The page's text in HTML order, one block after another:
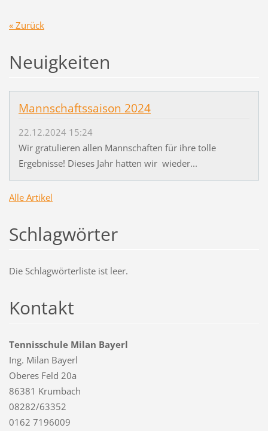
« Zurück
Neuigkeiten
Mannschaftssaison 2024
22.12.2024 15:24
Wir gratulieren allen Mannschaften für ihre tolle
Ergebnisse! Dieses Jahr hatten wir wieder...
Alle Artikel
Schlagwörter
Die Schlagwörterliste ist leer.
Kontakt
Tennisschule Milan Bayerl
Ing. Milan Bayerl
Oberes Feld 20a
86381 Krumbach
08282/63352
0162 7196009